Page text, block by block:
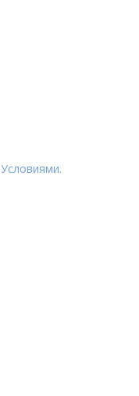
Условиями.